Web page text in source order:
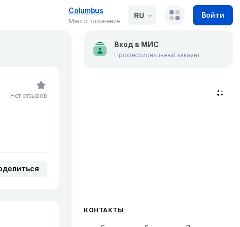
Columbus
Местоположение
RU Войти
Нет отзывов
Вход в МИС
Профессиональный аккаунт
КОНТАКТЫ